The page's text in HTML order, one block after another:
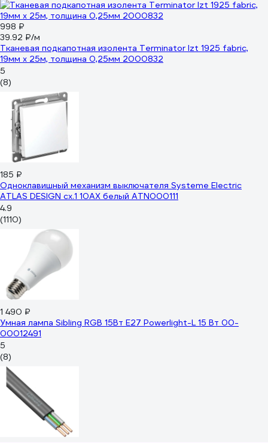
998 ₽
39.92 ₽/м
Тканевая подкапотная изолента Terminator Izt 1925 fabric,
19мм х 25м, толщина 0,25мм 2000832
5
(8)
185 ₽
Одноклавишный механизм выключателя Systeme Electric
ATLAS DESIGN сх.1 10АХ белый ATN000111
4.9
(1110)
1 490 ₽
Умная лампа Sibling RGB 15Вт Е27 Powerlight-L 15 Вт 00-
00012491
5
(8)